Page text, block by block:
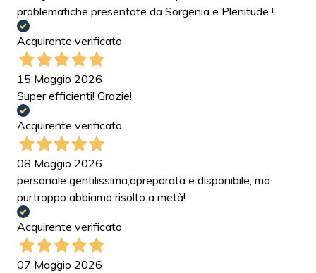
problematiche presentate da Sorgenia e Plenitude !
Acquirente verificato
15 Maggio 2026
Super efficienti! Grazie!
Acquirente verificato
08 Maggio 2026
personale gentilissima,apreparata e disponibile, ma
purtroppo abbiamo risolto a metà!
Acquirente verificato
07 Maggio 2026